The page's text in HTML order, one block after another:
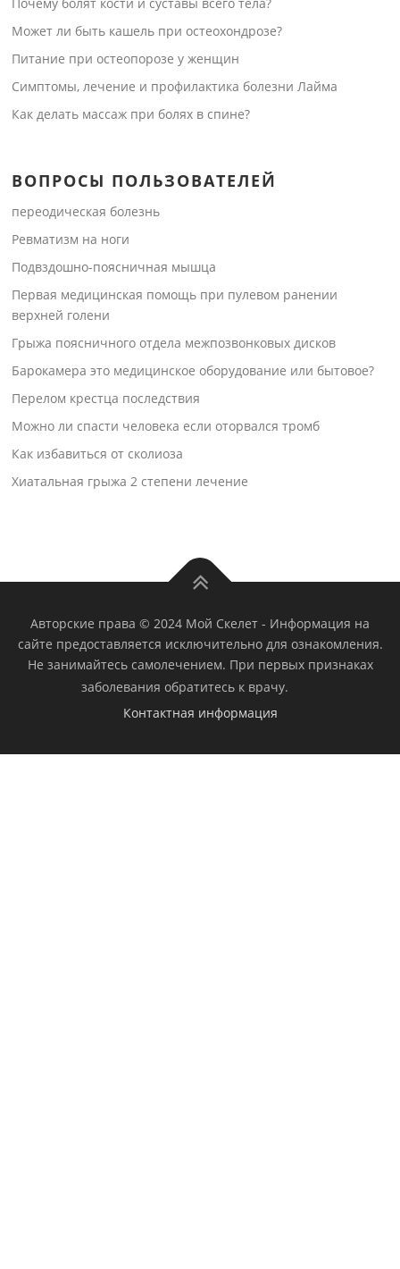
Может ли быть кашель при остеохондрозе?
Питание при остеопорозе у женщин
Симптомы, лечение и профилактика болезни Лайма
Как делать массаж при болях в спине?
ВОПРОСЫ ПОЛЬЗОВАТЕЛЕЙ
переодическая болезнь
Ревматизм на ноги
Подвздошно-поясничная мышца
Первая медицинская помощь при пулевом ранении
верхней голени
Грыжа поясничного отдела межпозвонковых дисков
Барокамера это медицинское оборудование или бытовое?
Перелом крестца последствия
Можно ли спасти человека если оторвался тромб
Как избавиться от сколиоза
Хиатальная грыжа 2 степени лечение
Авторские права © 2024 Мой Скелет - Информация на
сайте предоставляется исключительно для ознакомления.
Не занимайтесь самолечением. При первых признаках
заболевания обратитесь к врачу.
Контактная информация